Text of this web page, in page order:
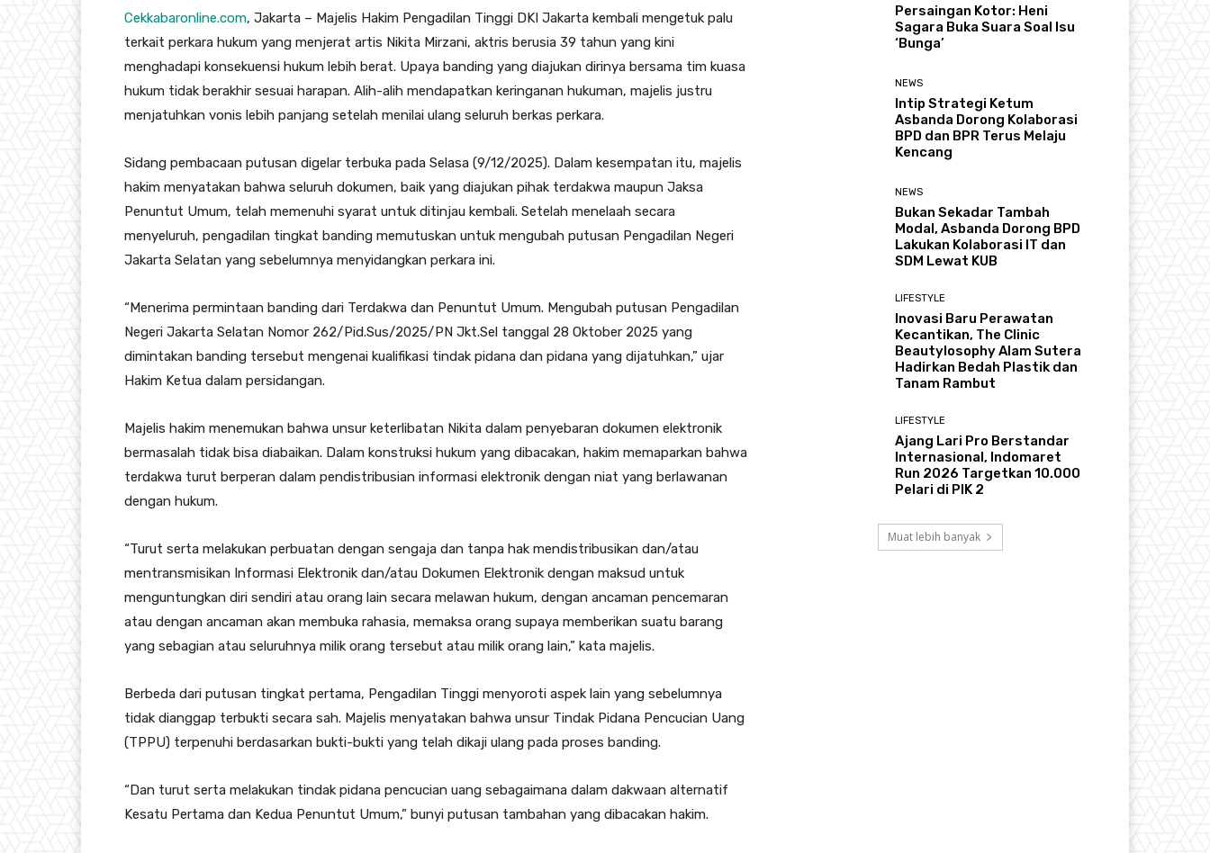
Cekkabaronline.com, Jakarta – Majelis Hakim Pengadilan Tinggi DKI Jakarta kembali mengetuk palu
terkait perkara hukum yang menjerat artis Nikita Mirzani, aktris berusia 39 tahun yang kini
menghadapi konsekuensi hukum lebih berat. Upaya banding yang diajukan dirinya bersama tim kuasa
hukum tidak berakhir sesuai harapan. Alih-alih mendapatkan keringanan hukuman, majelis justru
menjatuhkan vonis lebih panjang setelah menilai ulang seluruh berkas perkara.
Sidang pembacaan putusan digelar terbuka pada Selasa (9/12/2025). Dalam kesempatan itu, majelis
hakim menyatakan bahwa seluruh dokumen, baik yang diajukan pihak terdakwa maupun Jaksa
Penuntut Umum, telah memenuhi syarat untuk ditinjau kembali. Setelah menelaah secara
menyeluruh, pengadilan tingkat banding memutuskan untuk mengubah putusan Pengadilan Negeri
Jakarta Selatan yang sebelumnya menyidangkan perkara ini.
“Menerima permintaan banding dari Terdakwa dan Penuntut Umum. Mengubah putusan Pengadilan
Negeri Jakarta Selatan Nomor 262/Pid.Sus/2025/PN Jkt.Sel tanggal 28 Oktober 2025 yang
dimintakan banding tersebut mengenai kualifikasi tindak pidana dan pidana yang dijatuhkan,” ujar
Hakim Ketua dalam persidangan.
Majelis hakim menemukan bahwa unsur keterlibatan Nikita dalam penyebaran dokumen elektronik
bermasalah tidak bisa diabaikan. Dalam konstruksi hukum yang dibacakan, hakim memaparkan bahwa
terdakwa turut berperan dalam pendistribusian informasi elektronik dengan niat yang berlawanan
dengan hukum.
“Turut serta melakukan perbuatan dengan sengaja dan tanpa hak mendistribusikan dan/atau
mentransmisikan Informasi Elektronik dan/atau Dokumen Elektronik dengan maksud untuk
menguntungkan diri sendiri atau orang lain secara melawan hukum, dengan ancaman pencemaran
atau dengan ancaman akan membuka rahasia, memaksa orang supaya memberikan suatu barang
yang sebagian atau seluruhnya milik orang tersebut atau milik orang lain,” kata majelis.
Berbeda dari putusan tingkat pertama, Pengadilan Tinggi menyoroti aspek lain yang sebelumnya
tidak dianggap terbukti secara sah. Majelis menyatakan bahwa unsur Tindak Pidana Pencucian Uang
(TPPU) terpenuhi berdasarkan bukti-bukti yang telah dikaji ulang pada proses banding.
“Dan turut serta melakukan tindak pidana pencucian uang sebagaimana dalam dakwaan alternatif
Kesatu Pertama dan Kedua Penuntut Umum,” bunyi putusan tambahan yang dibacakan hakim.
Persaingan Kotor: Heni
Sagara Buka Suara Soal Isu
‘Bunga’
NEWS
Intip Strategi Ketum
Asbanda Dorong Kolaborasi
BPD dan BPR Terus Melaju
Kencang
NEWS
Bukan Sekadar Tambah
Modal, Asbanda Dorong BPD
Lakukan Kolaborasi IT dan
SDM Lewat KUB
LIFESTYLE
Inovasi Baru Perawatan
Kecantikan, The Clinic
Beautylosophy Alam Sutera
Hadirkan Bedah Plastik dan
Tanam Rambut
LIFESTYLE
Ajang Lari Pro Berstandar
Internasional, Indomaret
Run 2026 Targetkan 10.000
Pelari di PIK 2
Muat lebih banyak